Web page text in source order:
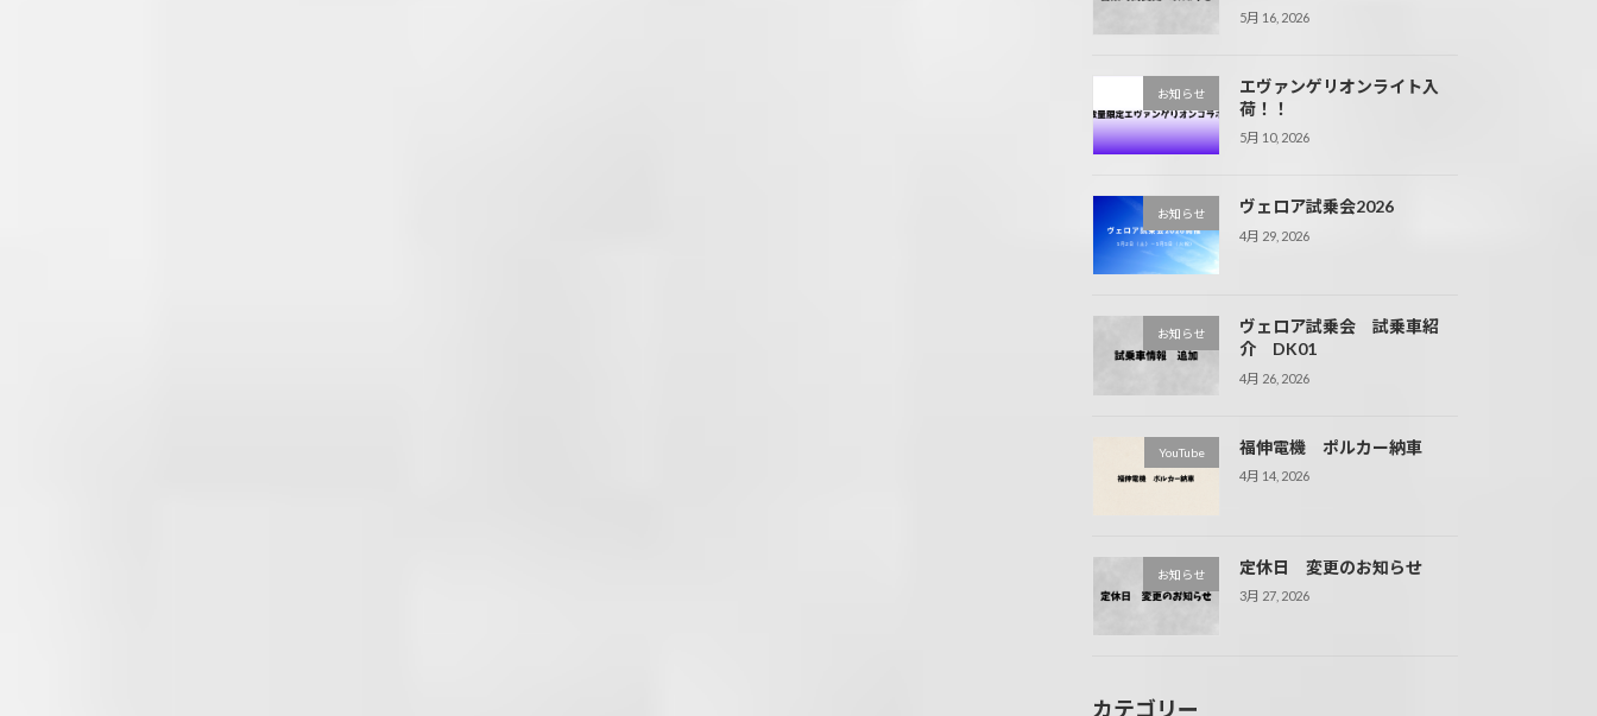
5月 16, 2026
お知らせ
エヴァンゲリオンライト入
荷！！
5月 10, 2026
お知らせ ヴェロア試乗会2026
4月 29, 2026
お知らせ
ヴェロア試乗会 試乗車紹
介 DK01
4月 26, 2026
YouTube 福伸電機 ポルカー納車
4月 14, 2026
お知らせ 定休日 変更のお知らせ
3月 27, 2026
カテゴリー